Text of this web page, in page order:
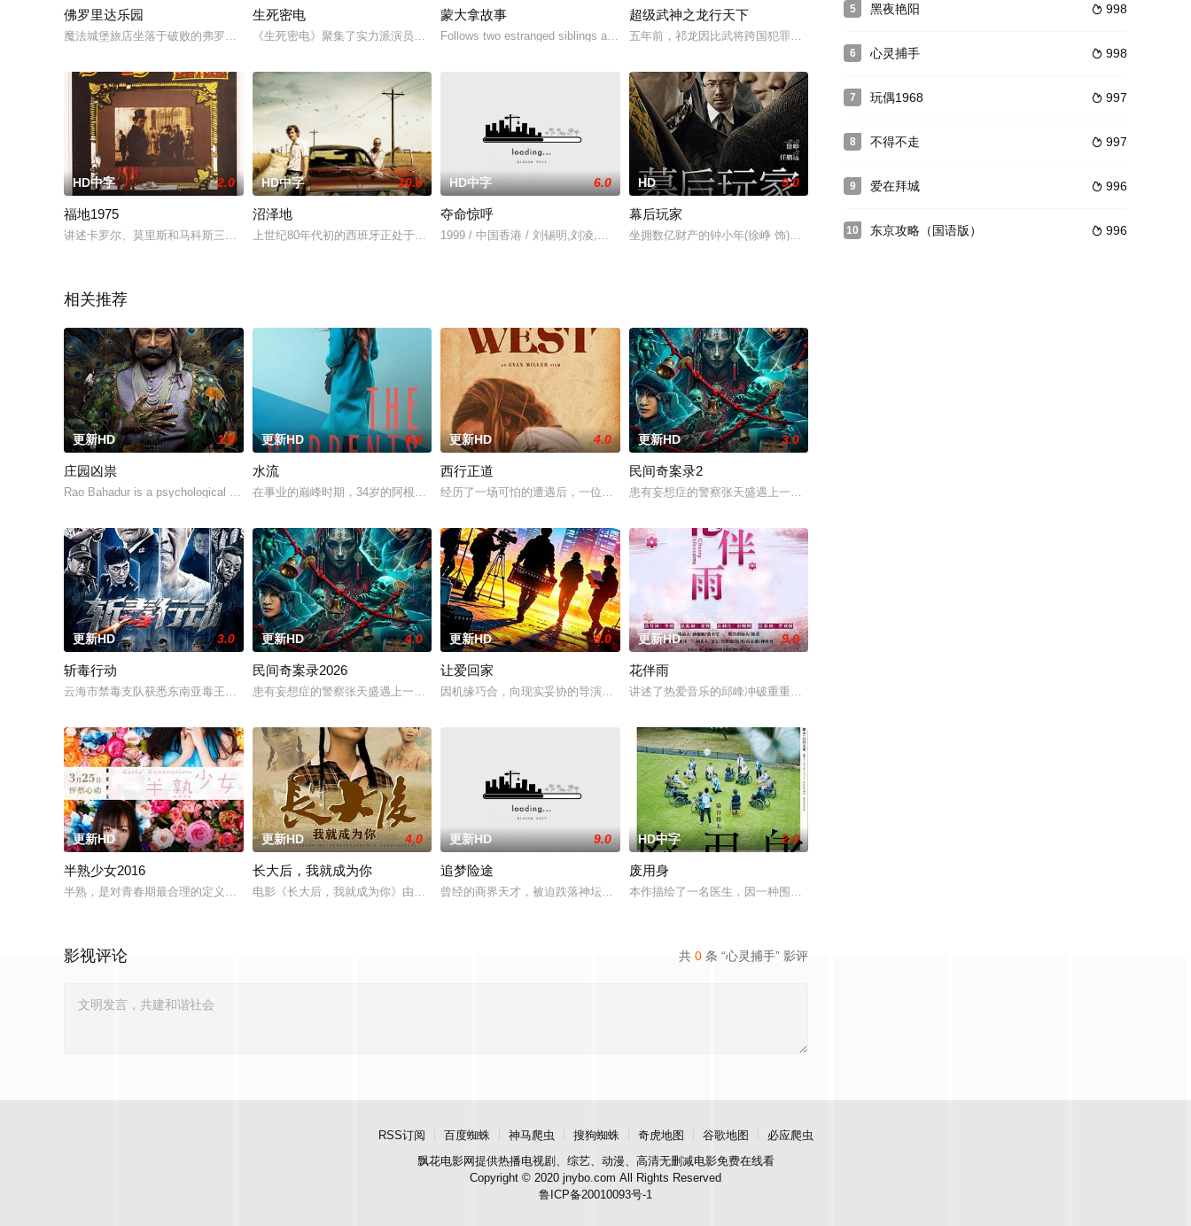
佛罗里达乐园
魔法城堡旅店坐落于破败的弗罗里达州基西米县，在这个经济萧条的小县城距离奥兰多迪士尼主题乐园只有25-30分钟的车程 。莫妮是
生死密电
《生死密电》聚集了实力派演员钱波、新秀赵炳锐及李嘉诺。男主角罗飞由赵炳锐扮演，是一位电台的发报人才，他将一位地下工作者的机智
蒙大拿故事
Follows two estranged siblings as they return home to the spra
超级武神之龙行天下
五年前，祁龙因比武将跨国犯罪集团头目尤砺打成重伤，并失手将阿森打成残疾，使得阿森家庭破裂。五年后
HD中字 2.0
福地1975
讲述卡罗尔、莫里斯和马科斯三个好朋友办工厂梦的过程，真实冷静的展示了波兰资本主义初期残酷的社会画卷。
HD中字 10.0
沼泽地
上世纪80年代初的西班牙正处于大变革之中，瓜达尔基维尔流域的沼泽地上有一座偏远小镇，一件极其残忍的少女凶杀案就发生于此。来自
HD中字 6.0
夺命惊呼
1999 / 中国香港 / 刘锡明,刘凌,郑蕾,李君,崔子乔,何家驹,杨玉梅
HD 9.0
幕后玩家
坐拥数亿财产的钟小年(徐峥 饰)意外遭人绑架，不得不在一位神秘人的操控下完 成一道道令人两难的选择题。
相关推荐
更新HD 1.0
庄园凶祟
Rao Bahadur is a psychological drama set against the backdrop
更新HD 6.0
水流
在事业的巅峰时期，34岁的阿根廷造型师丽娜在瑞士的一场颁奖典礼后，被一种突如其来的冲动驱使。回到布宜诺斯艾利斯后，她什么也没
更新HD 4.0
西行正道
经历了一场可怕的遭遇后，一位小镇女子向疏远的哥哥借了钱，独自一人踏上穿越西德克萨斯州的旅程，寻求紧急医疗救助。一路上，她既遭
更新HD 3.0
民间奇案录2
患有妄想症的警察张天盛遇上一起离奇的神像杀人事件，勘案过程中，牵引出“婴胎报仇”，“娘娘索命”等一连
更新HD 3.0
斩毒行动
云海市禁毒支队获悉东南亚毒王廖爷将携600余公斤毒品来云交易，火速成立“斩毒行动”专案组，借调警员安迪参战。首轮毒贩阿泰交易
更新HD 4.0
民间奇案录2026
患有妄想症的警察张天盛遇上一起离奇的神像杀人事件，勘案过程中，牵引出“婴胎报仇”，“娘娘索命”等一连串妖异事件，张天盛虽被种
更新HD 8.0
让爱回家
因机缘巧合，向现实妥协的导演朱达仁萌生拍一部《河南人在北京》电影的念头，在说服主编姚松、老乡韩战、二房东杨小强加入后，一路曲
更新HD 9.0
花伴雨
讲述了热爱音乐的邱峰冲破重重阻力，克服种种困难，组建乐队追求自己的音乐梦想，并走出了困住他的亲情
更新HD 3.0
半熟少女2016
半熟，是对青春期最合理的定义，它是梦开始的地方，没有深思熟虑，只有最单纯的坚定，然而，在这个充满意外的年纪，未来似乎变得很具
更新HD 4.0
长大后，我就成为你
电影《长大后，我就成为你》由中共四川省第十一届党代表、第十二届中华慈善奖最具爱心慈善楷模张彦杰老师的故事改编，通过创建爱心助
更新HD 9.0
追梦险途
曾经的商界天才，被迫跌落神坛。被那微不足道的成就麻醉过后他该如何面对现实，能改变他的命运的是谁？什么才是生命价值的真谛？面对
HD中字 2.0
废用身
本作描绘了一名医生，因一种围绕“废用身”——因瘫痪等原因已无恢复可能的四肢——的治疗方法，而一步步
共 0 条 “心灵捕手” 影评
影视评论
5  998
黑夜艳阳
6  998
心灵捕手
7  997
玩偶1968
8  997
不得不走
9  996
爱在拜城
10  996
东京攻略（国语版）
RSS订阅 百度蜘蛛 神马爬虫 搜狗蜘蛛 奇虎地图 谷歌地图
必应爬虫
飘花电影网提供热播电视剧、综艺、动漫、高清无删减电影免费在线看
Copyright © 2020 jnybo.com All Rights Reserved
鲁ICP备20010093号-1